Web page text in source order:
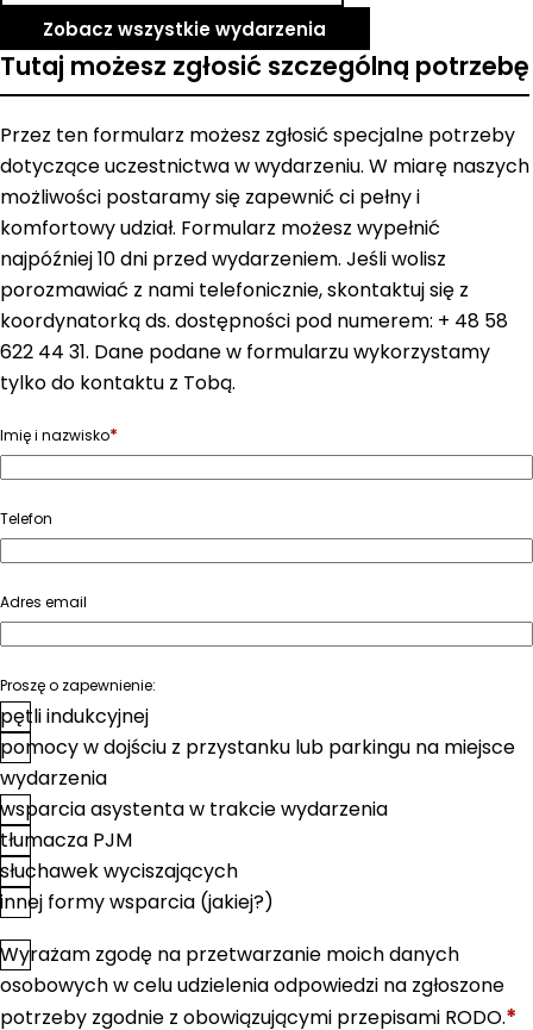
Zobacz wszystkie wydarzenia
Tutaj możesz zgłosić szczególną potrzebę
Przez ten formularz możesz zgłosić specjalne potrzeby
dotyczące uczestnictwa w wydarzeniu. W miarę naszych
możliwości postaramy się zapewnić ci pełny i
komfortowy udział. Formularz możesz wypełnić
najpóźniej 10 dni przed wydarzeniem. Jeśli wolisz
porozmawiać z nami telefonicznie, skontaktuj się z
koordynatorką ds. dostępności pod numerem: + 48 58
622 44 31. Dane podane w formularzu wykorzystamy
tylko do kontaktu z Tobą.
Imię i nazwisko*
Telefon
Adres email
Proszę o zapewnienie:
pętli indukcyjnej
pomocy w dojściu z przystanku lub parkingu na miejsce
wydarzenia
wsparcia asystenta w trakcie wydarzenia
tłumacza PJM
słuchawek wyciszających
innej formy wsparcia (jakiej?)
Zgoda*
Wyrażam zgodę na przetwarzanie moich danych
osobowych w celu udzielenia odpowiedzi na zgłoszone
potrzeby zgodnie z obowiązującymi przepisami RODO.*